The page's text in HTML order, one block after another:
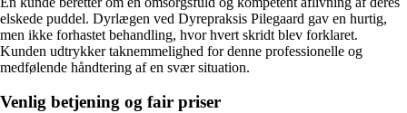
elskede puddel. Dyrlægen ved Dyrepraksis Pilegaard gav en hurtig,
men ikke forhastet behandling, hvor hvert skridt blev forklaret.
Kunden udtrykker taknemmelighed for denne professionelle og
medfølende håndtering af en svær situation.
Venlig betjening og fair priser